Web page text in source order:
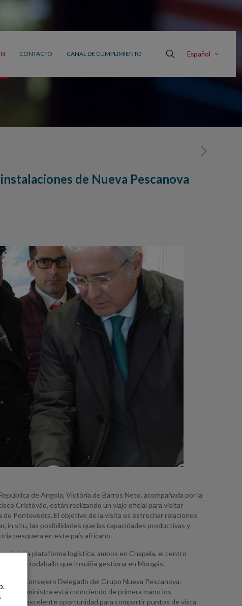
CONTACTO CANAL DE CUMPLIMIENTO Español
de Nueva Pescanova
de Angola, Victória de Barros Neto, acompañada por la
Cristóvão, están realizando un viaje oficial para visitar
Pontevedra. El objetivo de la visita es estrechar relaciones
in situ, las posibilidades que las capacidades productivas y
pesquera en este país africano.
y la plataforma logística, ambos en Chapela, el centro
de rodaballo que Insuiña gestiona en Mougás.
el Consejero Delegado del Grupo Nueva Pescanova,
la ministra está conociendo de primera mano los
una excelente oportunidad para compartir puntos de vista